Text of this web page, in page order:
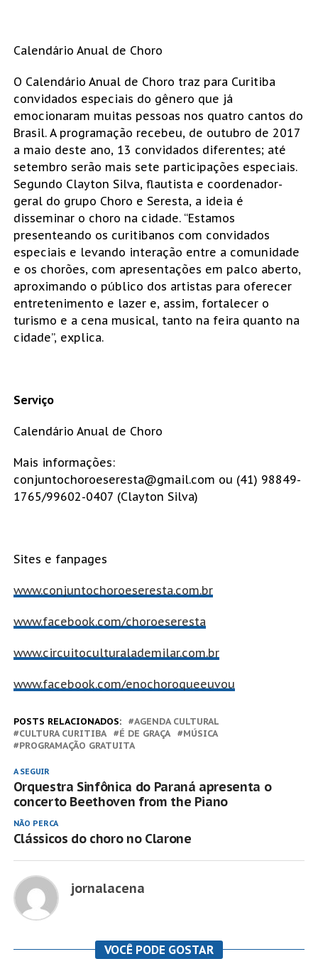
Calendário Anual de Choro
O Calendário Anual de Choro traz para Curitiba
convidados especiais do gênero que já
emocionaram muitas pessoas nos quatro cantos do
Brasil. A programação recebeu, de outubro de 2017
a maio deste ano, 13 convidados diferentes; até
setembro serão mais sete participações especiais.
Segundo Clayton Silva, flautista e coordenador-
geral do grupo Choro e Seresta, a ideia é
disseminar o choro na cidade. “Estamos
presenteando os curitibanos com convidados
especiais e levando interação entre a comunidade
e os chorões, com apresentações em palco aberto,
aproximando o público dos artistas para oferecer
entretenimento e lazer e, assim, fortalecer o
turismo e a cena musical, tanto na feira quanto na
cidade”, explica.
Serviço
Calendário Anual de Choro
Mais informações:
conjuntochoroeseresta@gmail.com ou (41) 98849-
1765/99602-0407 (Clayton Silva)
Sites e fanpages
www.conjuntochoroeseresta.com.br
www.facebook.com/choroeseresta
www.circuitoculturalademilar.com.br
www.facebook.com/enochoroqueeuvou
POSTS RELACIONADOS:
AGENDA CULTURAL
CULTURA CURITIBA
É DE GRAÇA
MÚSICA
PROGRAMAÇÃO GRATUITA
A SEGUIR
Orquestra Sinfônica do Paraná apresenta o
concerto Beethoven from the Piano
NÃO PERCA
Clássicos do choro no Clarone
jornalacena
VOCÊ PODE GOSTAR